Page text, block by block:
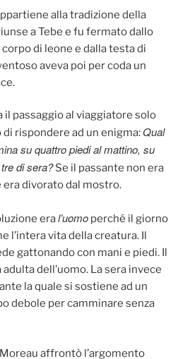
alla tradizione della
a Tebe e fu fermato dallo
di leone e dalla testa di
aveva poi per coda un
passaggio al viaggiatore solo
rispondere ad un enigma:Qual
su quattro piedi al mattino, su
di sera?Se il passante non era
era divorato dal mostro.
eral’uomo perché il giorno
l’intera vita della creatura. Il
gattonando con mani e piedi. Il
dell’uomo. La sera invece
la quale si sostiene ad un
debole per camminare senza
affrontò l’argomento